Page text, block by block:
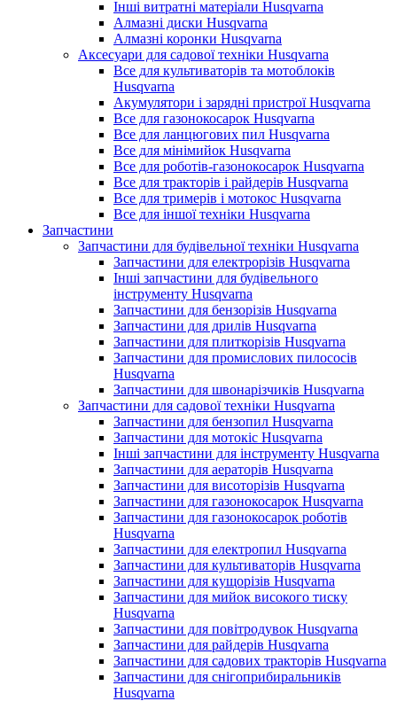
Інші витратні матеріали Husqvarna
Алмазні диски Husqvarna
Алмазні коронки Husqvarna
Аксесуари для садової техніки Husqvarna
Все для культиваторів та мотоблоків
Husqvarna
Акумулятори і зарядні пристрої Husqvarna
Все для газонокосарок Husqvarna
Все для ланцюгових пил Husqvarna
Все для мінімийок Husqvarna
Все для роботів-газонокосарок Husqvarna
Все для тракторів і райдерів Husqvarna
Все для тримерів і мотокос Husqvarna
Все для іншої техніки Husqvarna
Запчастини
Запчастини для будівельної техніки Husqvarna
Запчастини для електрорізів Husqvarna
Інші запчастини для будівельного
інструменту Husqvarna
Запчастини для бензорізів Husqvarna
Запчастини для дрилів Husqvarna
Запчастини для плиткорізів Husqvarna
Запчастини для промислових пилососів
Husqvarna
Запчастини для швонарізчиків Husqvarna
Запчастини для садової техніки Husqvarna
Запчастини для бензопил Husqvarna
Запчастини для мотокіс Husqvarna
Інші запчастини для інструменту Husqvarna
Запчастини для аераторів Husqvarna
Запчастини для висоторізів Husqvarna
Запчастини для газонокосарок Husqvarna
Запчастини для газонокосарок роботів
Husqvarna
Запчастини для електропил Husqvarna
Запчастини для культиваторів Husqvarna
Запчастини для кущорізів Husqvarna
Запчастини для мийок високого тиску
Husqvarna
Запчастини для повітродувок Husqvarna
Запчастини для райдерів Husqvarna
Запчастини для садових тракторів Husqvarna
Запчастини для снігоприбиральників
Husqvarna